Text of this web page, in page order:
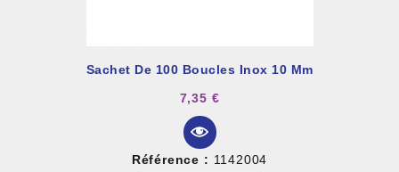
Sachet De 100 Boucles Inox 10 Mm
7,35 €
Référence : 1142004